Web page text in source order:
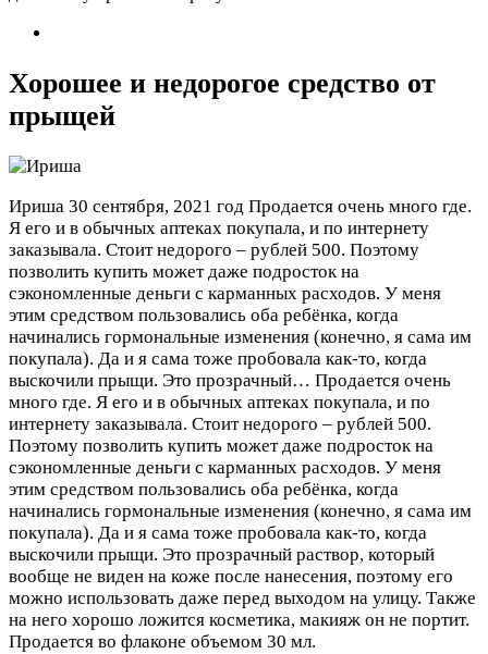
Хорошее и недорогое средство от
прыщей
Ириша 30 сентября, 2021 год Продается очень много где.
Я его и в обычных аптеках покупала, и по интернету
заказывала. Стоит недорого – рублей 500. Поэтому
позволить купить может даже подросток на
сэкономленные деньги с карманных расходов. У меня
этим средством пользовались оба ребёнка, когда
начинались гормональные изменения (конечно, я сама им
покупала). Да и я сама тоже пробовала как-то, когда
выскочили прыщи. Это прозрачный… Продается очень
много где. Я его и в обычных аптеках покупала, и по
интернету заказывала. Стоит недорого – рублей 500.
Поэтому позволить купить может даже подросток на
сэкономленные деньги с карманных расходов. У меня
этим средством пользовались оба ребёнка, когда
начинались гормональные изменения (конечно, я сама им
покупала). Да и я сама тоже пробовала как-то, когда
выскочили прыщи. Это прозрачный раствор, который
вообще не виден на коже после нанесения, поэтому его
можно использовать даже перед выходом на улицу. Также
на него хорошо ложится косметика, макияж он не портит.
Продается во флаконе объемом 30 мл.